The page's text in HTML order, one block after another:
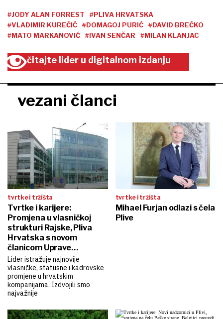
#JODY ALAN FORREST
#PLIVA HRVATSKA
#VLADIMIR KUREČIĆ
#DOMAGOJ PURIĆ
#DAVID BREČKO
#MATO MARKANOVIĆ
#IVAN SENČAR #MILAN KLANJAC
čitajte lider u digitalnom izdanju
vezani članci
tvrtke i tržišta
Tvrtke i karijere:
Promjena u vlasničkoj
strukturi Rajske, Pliva
Hrvatska s novom
članicom Uprave…
Lider istražuje najnovije
vlasničke, statusne i kadrovske
promjene u hrvatskim
kompanijama. Izdvojili smo
najvažnije
tvrtke i tržišta
Mihael Furjan odlazi s čela
Plive